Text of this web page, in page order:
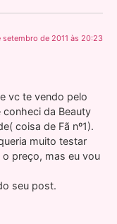
setembro de 2011 às 20:23
vc te vendo pelo
da Beauty
coisa de Fã nº1).
muito testar
preço, mas eu vou
seu post.